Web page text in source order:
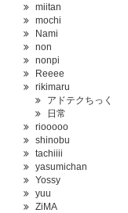
miitan
mochi
Nami
non
nonpi
Reeee
rikimaru
アドテクちっく
日常
riooooo
shinobu
tachiiii
yasumichan
Yossy
yuu
ZiMA